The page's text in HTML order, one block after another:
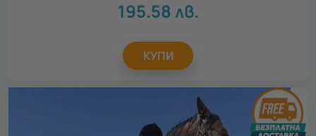
195.58 лв.
КУПИ